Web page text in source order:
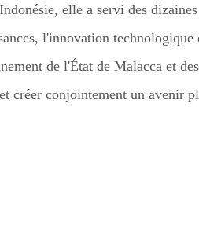
elle a servi des
l'innovation technologique
de l'État de Malacca et
conjointement un avenir